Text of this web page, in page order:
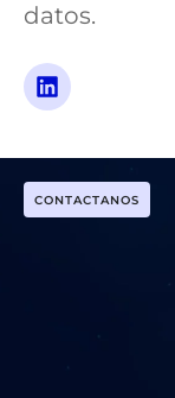
datos.
CONTACTANOS